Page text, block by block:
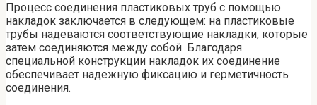
Процесс соединения пластиковых труб с помощью
накладок заключается в следующем: на пластиковые
трубы надеваются соответствующие накладки, которые
затем соединяются между собой. Благодаря
специальной конструкции накладок их соединение
обеспечивает надежную фиксацию и герметичность
соединения.